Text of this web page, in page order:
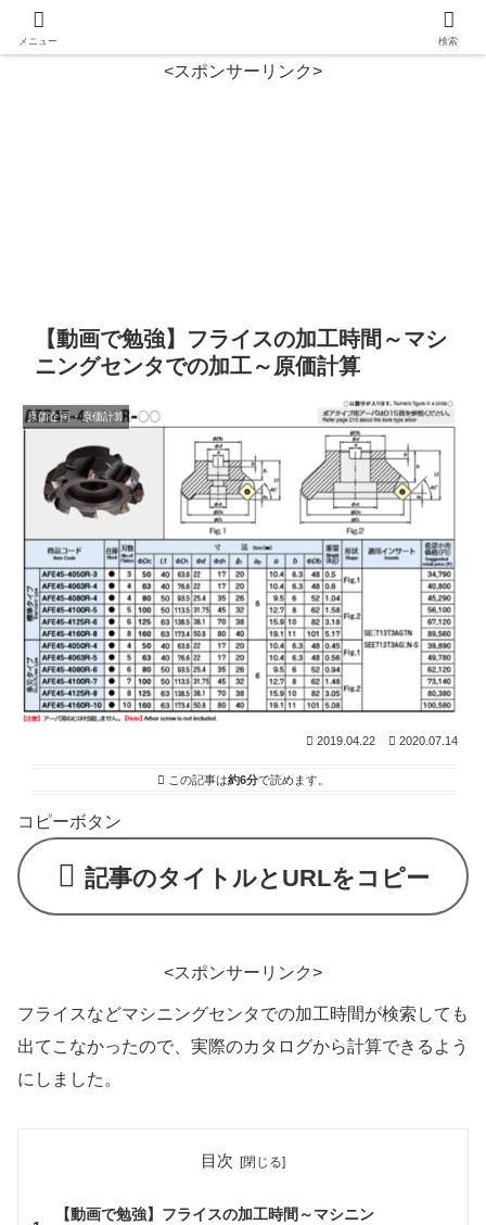
<スポンサーリンク>
【動画で勉強】フライスの加工時間～マシ
ニングセンタでの加工～原価計算
原価企画・原価計算
2019.04.22 2020.07.14
この記事は約6分で読めます。
コピーボタン
記事のタイトルとURLをコピー
<スポンサーリンク>
フライスなどマシニングセンタでの加工時間が検索しても
出てこなかったので、実際のカタログから計算できるよう
にしました。
目次
【動画で勉強】フライスの加工時間～マシニン
メニュー 検索